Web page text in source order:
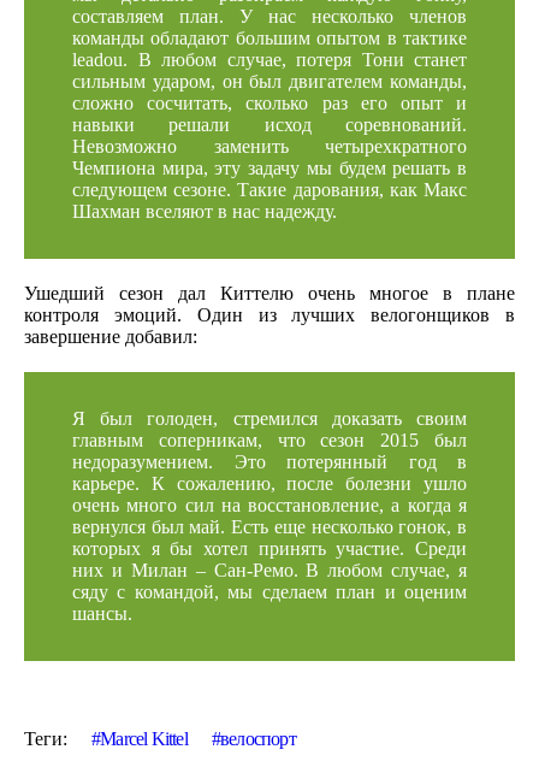
составляем план. У нас несколько членов
команды обладают большим опытом в тактике
leadou. В любом случае, потеря Тони станет
сильным ударом, он был двигателем команды,
сложно сосчитать, сколько раз его опыт и
навыки решали исход соревнований.
Невозможно заменить четырехкратного
Чемпиона мира, эту задачу мы будем решать в
следующем сезоне. Такие дарования, как Макс
Шахман вселяют в нас надежду.
Ушедший сезон дал Киттелю очень многое в плане
контроля эмоций. Один из лучших велогонщиков в
завершение добавил:
Я был голоден, стремился доказать своим
главным соперникам, что сезон 2015 был
недоразумением. Это потерянный год в
карьере. К сожалению, после болезни ушло
очень много сил на восстановление, а когда я
вернулся был май. Есть еще несколько гонок, в
которых я бы хотел принять участие. Среди
них и Милан – Сан-Ремо. В любом случае, я
сяду с командой, мы сделаем план и оценим
шансы.
Теги: Marcel Kittel велоспорт